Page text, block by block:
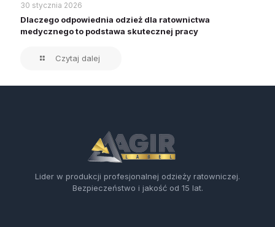
30 stycznia 2026
Dlaczego odpowiednia odzież dla ratownictwa
medycznego to podstawa skutecznej pracy
Czytaj dalej
Lider w produkcji profesjonalnej odzieży ratowniczej.
Bezpieczeństwo i jakość od 15 lat.